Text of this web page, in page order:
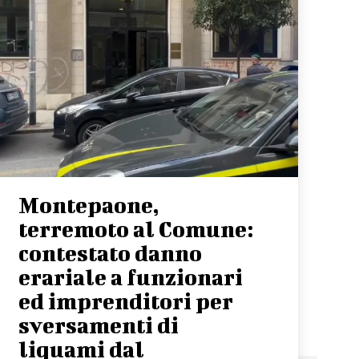
Montepaone,
terremoto al Comune:
contestato danno
erariale a funzionari
ed imprenditori per
sversamenti di
liquami dal